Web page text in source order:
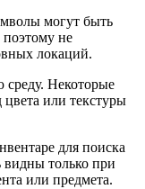
могут быть
не
локаций.
Некоторые
или текстуры
для поиска
только при
или предмета.